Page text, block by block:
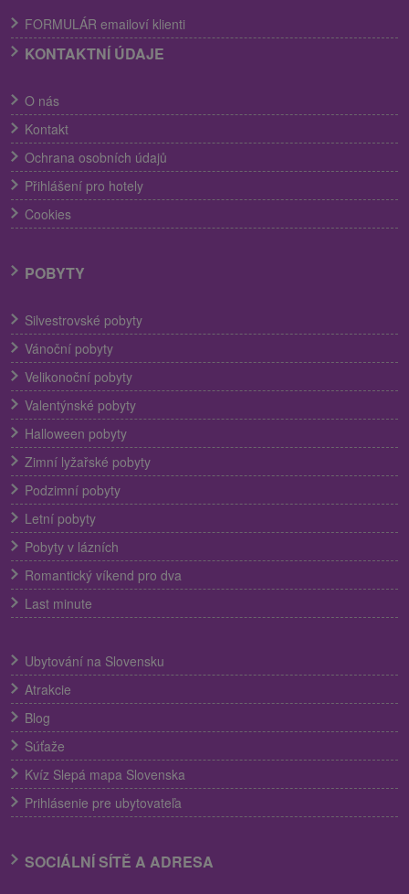
FORMULÁR emailoví klienti
KONTAKTNÍ ÚDAJE
O nás
Kontakt
Ochrana osobních údajů
Přihlášení pro hotely
Cookies
POBYTY
Silvestrovské pobyty
Vánoční pobyty
Velikonoční pobyty
Valentýnské pobyty
Halloween pobyty
Zimní lyžařské pobyty
Podzimní pobyty
Letní pobyty
Pobyty v lázních
Romantický víkend pro dva
Last minute
Ubytování na Slovensku
Atrakcie
Blog
Súťaže
Kvíz Slepá mapa Slovenska
Prihlásenie pre ubytovateľa
SOCIÁLNÍ SÍTĚ A ADRESA